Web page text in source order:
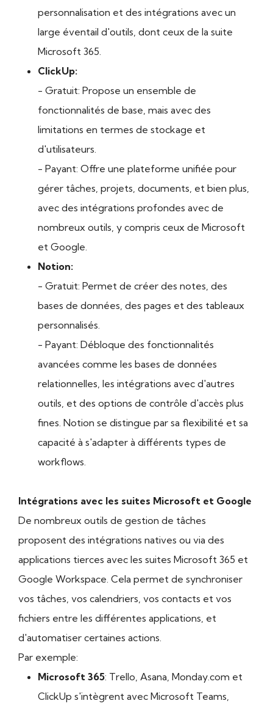
personnalisation et des intégrations avec un
large éventail d'outils, dont ceux de la suite
Microsoft 365.
ClickUp:
- Gratuit: Propose un ensemble de
fonctionnalités de base, mais avec des
limitations en termes de stockage et
d'utilisateurs.
- Payant: Offre une plateforme unifiée pour
gérer tâches, projets, documents, et bien plus,
avec des intégrations profondes avec de
nombreux outils, y compris ceux de Microsoft
et Google.
Notion:
- Gratuit: Permet de créer des notes, des
bases de données, des pages et des tableaux
personnalisés.
- Payant: Débloque des fonctionnalités
avancées comme les bases de données
relationnelles, les intégrations avec d'autres
outils, et des options de contrôle d'accès plus
fines. Notion se distingue par sa flexibilité et sa
capacité à s'adapter à différents types de
workflows.
Intégrations avec les suites Microsoft et Google
De nombreux outils de gestion de tâches
proposent des intégrations natives ou via des
applications tierces avec les suites Microsoft 365 et
Google Workspace. Cela permet de synchroniser
vos tâches, vos calendriers, vos contacts et vos
fichiers entre les différentes applications, et
d'automatiser certaines actions.
Par exemple:
Microsoft 365: Trello, Asana, Monday.com et
ClickUp s'intègrent avec Microsoft Teams,